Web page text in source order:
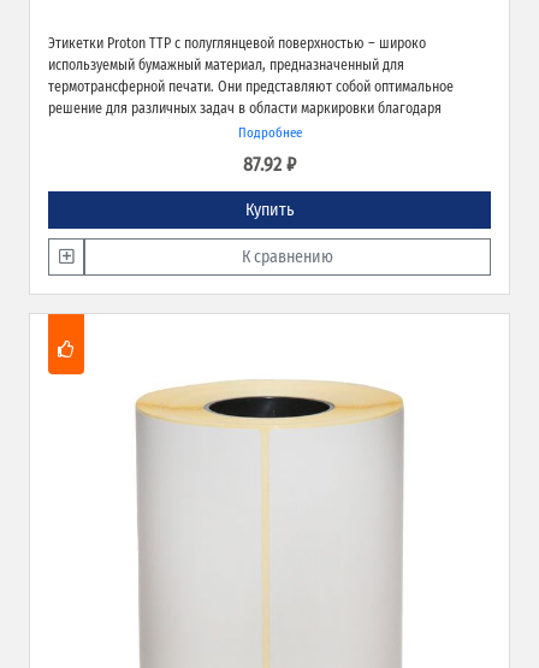
Этикетки Proton TTP с полуглянцевой поверхностью – широко
используемый бумажный материал, предназначенный для
термотрансферной печати. Они представляют собой оптимальное
решение для различных задач в области маркировки благодаря
экономичности, высокому качеству печати и надёжной адгезии к
Подробнее
87.92 ₽
Купить
К сравнению